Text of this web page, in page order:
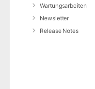
Wartungsarbeiten
Newsletter
Release Notes